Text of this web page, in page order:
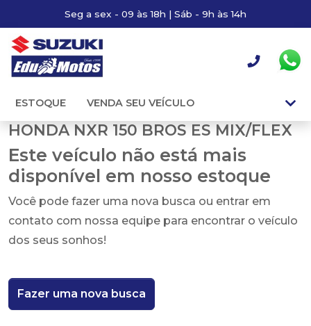
Seg a sex - 09 às 18h | Sáb - 9h às 14h
ESTOQUE VENDA SEU VEÍCULO
HONDA NXR 150 BROS ES MIX/FLEX
Este veículo não está mais
disponível em nosso estoque
Você pode fazer uma nova busca ou entrar em
contato com nossa equipe para encontrar o veículo
dos seus sonhos!
Fazer uma nova busca